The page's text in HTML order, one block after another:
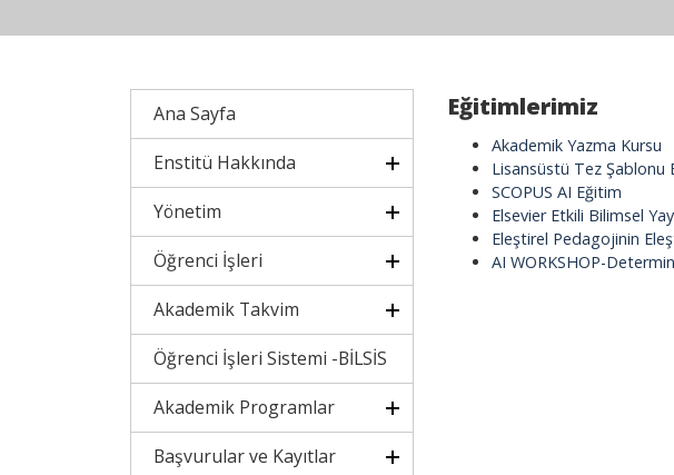
Ana Sayfa
Enstitü Hakkında
Yönetim
Öğrenci İşleri
Akademik Takvim
Öğrenci İşleri Sistemi -BİLSİS
Akademik Programlar
Başvurular ve Kayıtlar
Eğitimlerimiz
Akademik Yazma Kursu
Lisansüstü Tez Şablonu
SCOPUS AI Eğitim
Elsevier Etkili Bilimsel
Eleştirel Pedagojinin
AI WORKSHOP-